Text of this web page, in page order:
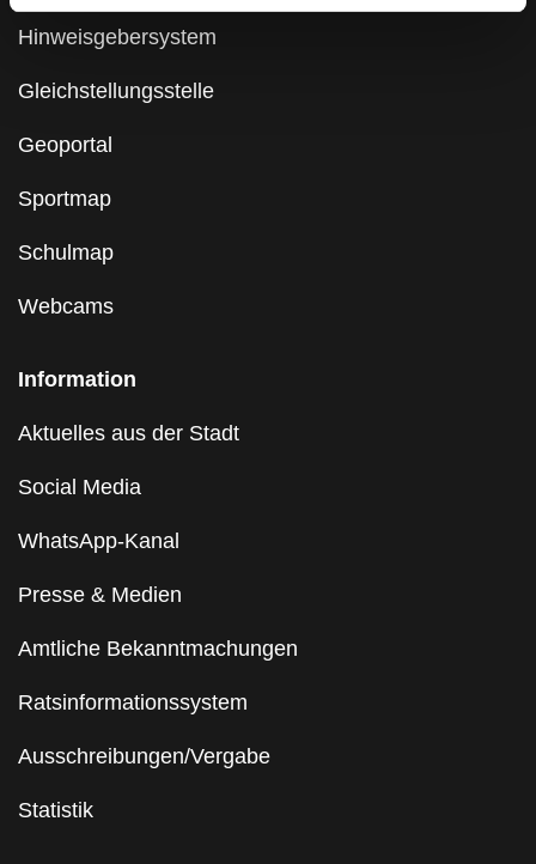
Hinweisgebersystem
Gleichstellungsstelle
Geoportal
Sportmap
Schulmap
Webcams
Information
Aktuelles aus der Stadt
Social Media
WhatsApp-Kanal
Presse & Medien
Amtliche Bekanntmachungen
Ratsinformationssystem
Ausschreibungen/Vergabe
Statistik